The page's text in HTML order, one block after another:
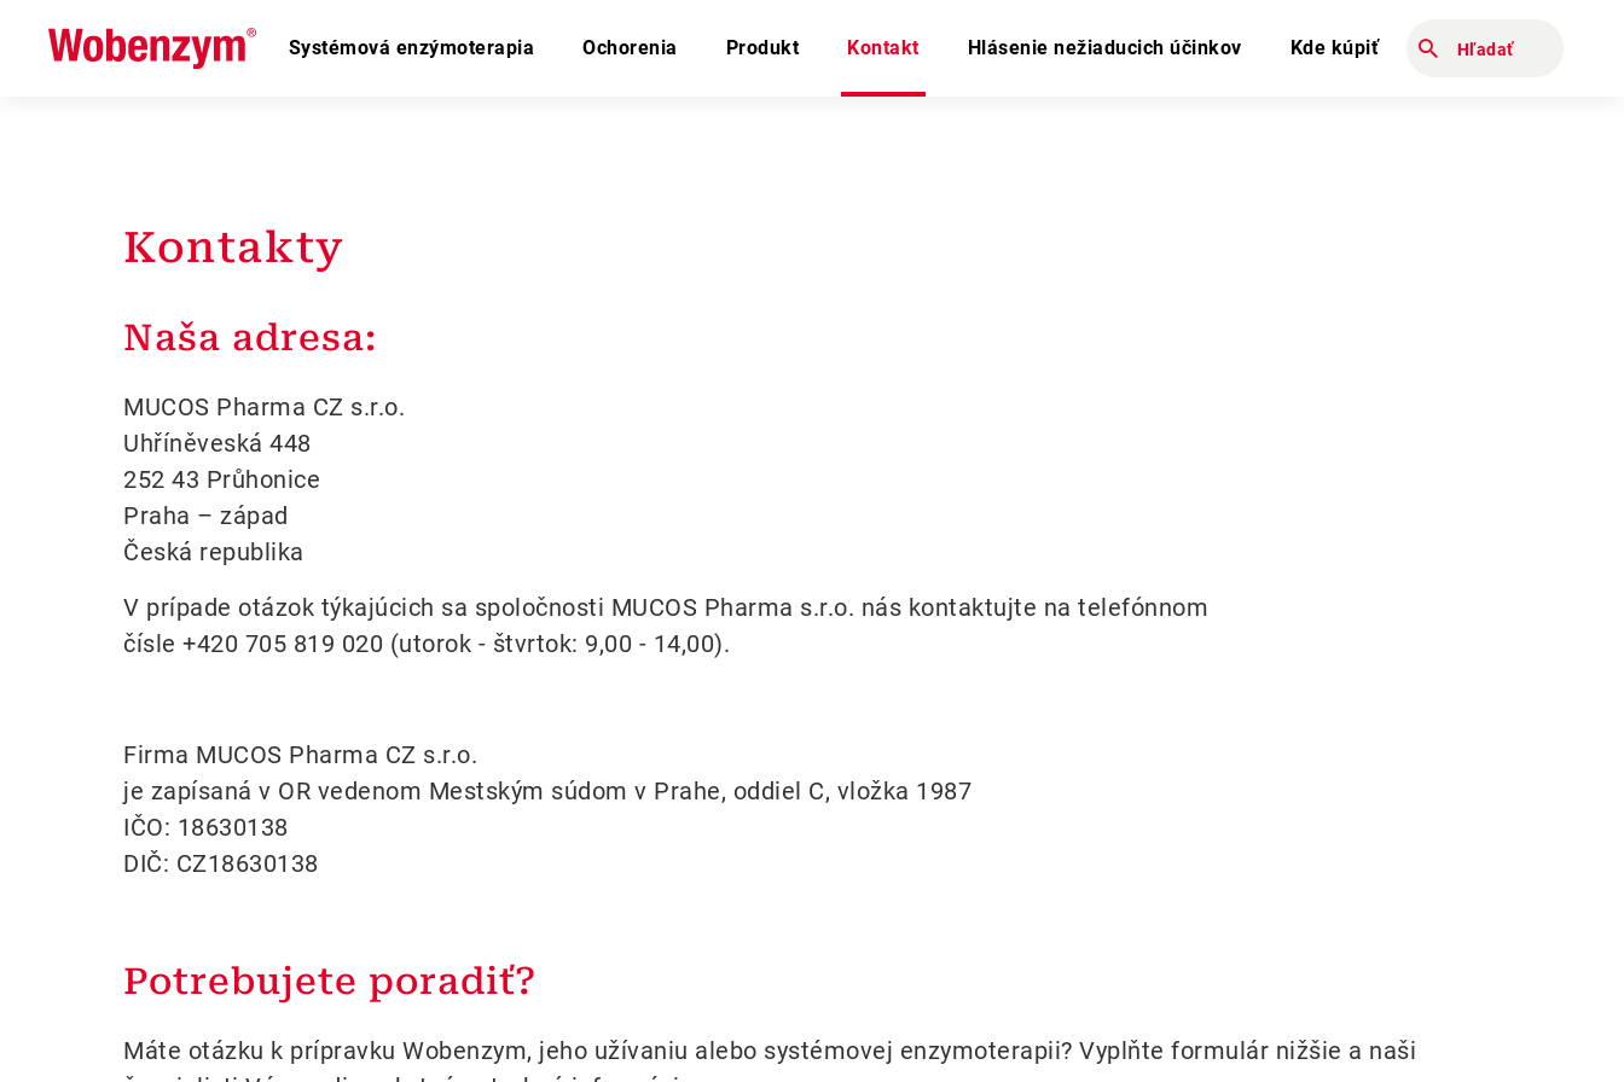
Systémová enzýmoterapia Ochorenia Produkt Kontakt Hlásenie nežiaducich účinkov Kde kúpiť
Kontakty
Naša adresa:
MUCOS Pharma CZ s.r.o.
Uhříněveská 448
252 43 Průhonice
Praha – západ
Česká republika
V prípade otázok týkajúcich sa spoločnosti MUCOS Pharma s.r.o. nás kontaktujte na telefónnom
čísle +420 705 819 020 (utorok - štvrtok: 9,00 - 14,00).
Firma MUCOS Pharma CZ s.r.o.
je zapísaná v OR vedenom Mestským súdom v Prahe, oddiel C, vložka 1987
IČO: 18630138
DIČ: CZ18630138
Potrebujete poradiť?
Máte otázku k prípravku Wobenzym, jeho užívaniu alebo systémovej enzymoterapii? Vyplňte formulár nižšie a naši